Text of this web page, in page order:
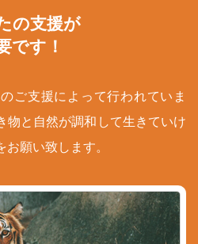
の支援が
です！
ご支援によって行われていま
物と自然が調和して生きていけ
願い致します。